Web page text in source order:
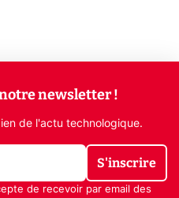
newsletter !
de l'actu technologique.
S'inscrire
de recevoir par email des